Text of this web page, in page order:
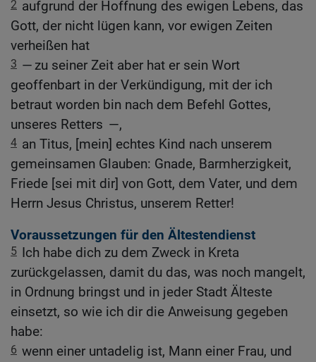
2 aufgrund der Hoffnung des ewigen Lebens, das
Gott, der nicht lügen kann, vor ewigen Zeiten
verheißen hat
3 — zu seiner Zeit aber hat er sein Wort
geoffenbart in der Verkündigung, mit der ich
betraut worden bin nach dem Befehl Gottes,
unseres Retters —,
4 an Titus, [mein] echtes Kind nach unserem
gemeinsamen Glauben: Gnade, Barmherzigkeit,
Friede [sei mit dir] von Gott, dem Vater, und dem
Herrn Jesus Christus, unserem Retter!
Voraussetzungen für den Ältestendienst
5 Ich habe dich zu dem Zweck in Kreta
zurückgelassen, damit du das, was noch mangelt,
in Ordnung bringst und in jeder Stadt Älteste
einsetzt, so wie ich dir die Anweisung gegeben
habe:
6 wenn einer untadelig ist, Mann einer Frau, und